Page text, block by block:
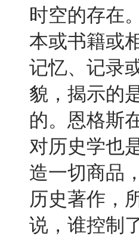
时空的存在
本或书籍或
记忆、记录
貌，揭示的
的。恩格斯
对历史学也
造一切商品
历史著作，
说，谁控制